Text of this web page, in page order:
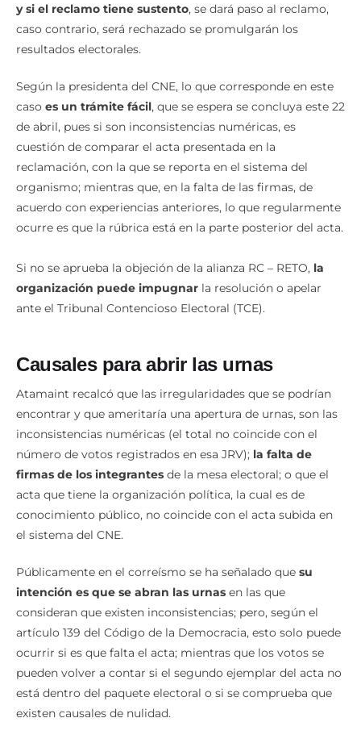
y si el reclamo tiene sustento, se dará paso al reclamo,
caso contrario, será rechazado se promulgarán los
resultados electorales.
Según la presidenta del CNE, lo que corresponde en este
caso es un trámite fácil, que se espera se concluya este 22
de abril, pues si son inconsistencias numéricas, es
cuestión de comparar el acta presentada en la
reclamación, con la que se reporta en el sistema del
organismo; mientras que, en la falta de las firmas, de
acuerdo con experiencias anteriores, lo que regularmente
ocurre es que la rúbrica está en la parte posterior del acta.
Si no se aprueba la objeción de la alianza RC – RETO, la
organización puede impugnar la resolución o apelar
ante el Tribunal Contencioso Electoral (TCE).
Causales para abrir las urnas
Atamaint recalcó que las irregularidades que se podrían
encontrar y que ameritaría una apertura de urnas, son las
inconsistencias numéricas (el total no coincide con el
número de votos registrados en esa JRV); la falta de
firmas de los integrantes de la mesa electoral; o que el
acta que tiene la organización política, la cual es de
conocimiento público, no coincide con el acta subida en
el sistema del CNE.
Públicamente en el correísmo se ha señalado que su
intención es que se abran las urnas en las que
consideran que existen inconsistencias; pero, según el
artículo 139 del Código de la Democracia, esto solo puede
ocurrir si es que falta el acta; mientras que los votos se
pueden volver a contar si el segundo ejemplar del acta no
está dentro del paquete electoral o si se comprueba que
existen causales de nulidad.